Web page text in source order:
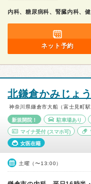
内科、糖尿病科、腎臓内科、
ネット予約
北鎌倉かみじょ
神奈川県鎌倉市大船（富士見町
新規開院！ 駐車場あり
マイナ受付 (スマホ可)
女医在籍
土曜（〜13:00）